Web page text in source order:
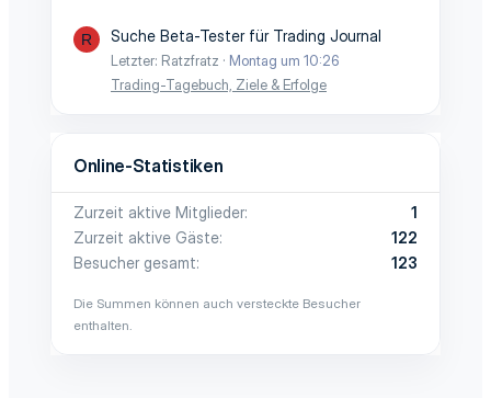
R Suche Beta-Tester für Trading Journal
Letzter: Ratzfratz
Montag um 10:26
Trading-Tagebuch, Ziele & Erfolge
Online-Statistiken
Zurzeit aktive Mitglieder
1
Zurzeit aktive Gäste
122
Besucher gesamt
123
Die Summen können auch versteckte Besucher
enthalten.